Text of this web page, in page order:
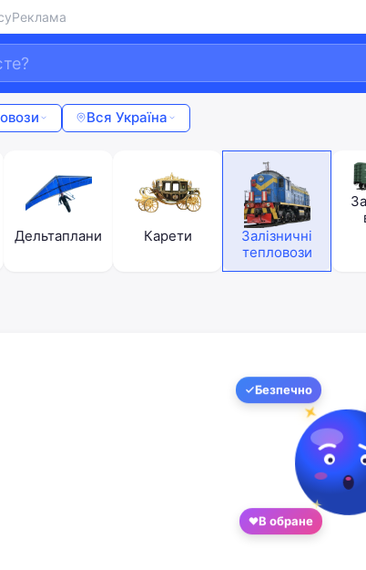
Реклама
Вся Україна
Дельтаплани Карети
Залізничні
тепловози
Безпечно
В обране
Ласкаво
Увійдіть або
Google
або
Вхід